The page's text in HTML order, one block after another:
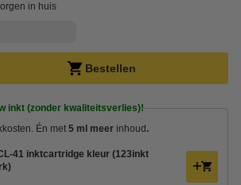
in huis
Bestellen
inkt (zonder kwaliteitsverlies)!
Én met 5 ml meer inhoud .
41 inktcartridge kleur (123inkt